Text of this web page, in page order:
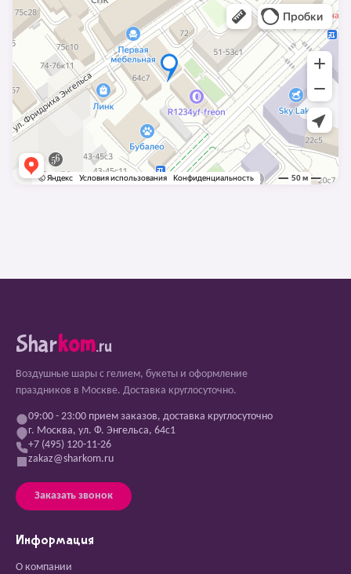
Sharkom.ru
Воздушные шары с гелием, букеты и оформление
праздников в Москве. Доставка круглосуточно.
09:00 - 23:00 прием заказов, доставка круглосуточно
г. Москва, ул. Ф. Энгельса, 64с1
+7 (495) 120-11-26
zakaz@sharkom.ru
Заказать звонок
Информация
О компании